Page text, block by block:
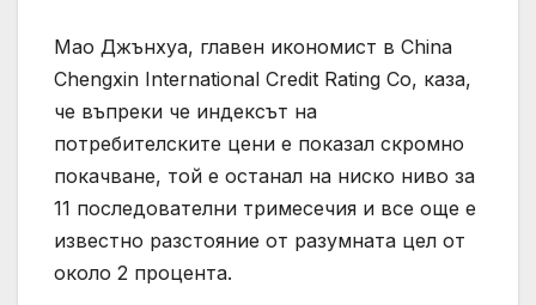
Мао Джънхуа, главен икономист в China
Chengxin International Credit Rating Co, каза,
че въпреки че индексът на
потребителските цени е показал скромно
покачване, той е останал на ниско ниво за
11 последователни тримесечия и все още е
известно разстояние от разумната цел от
около 2 процента.